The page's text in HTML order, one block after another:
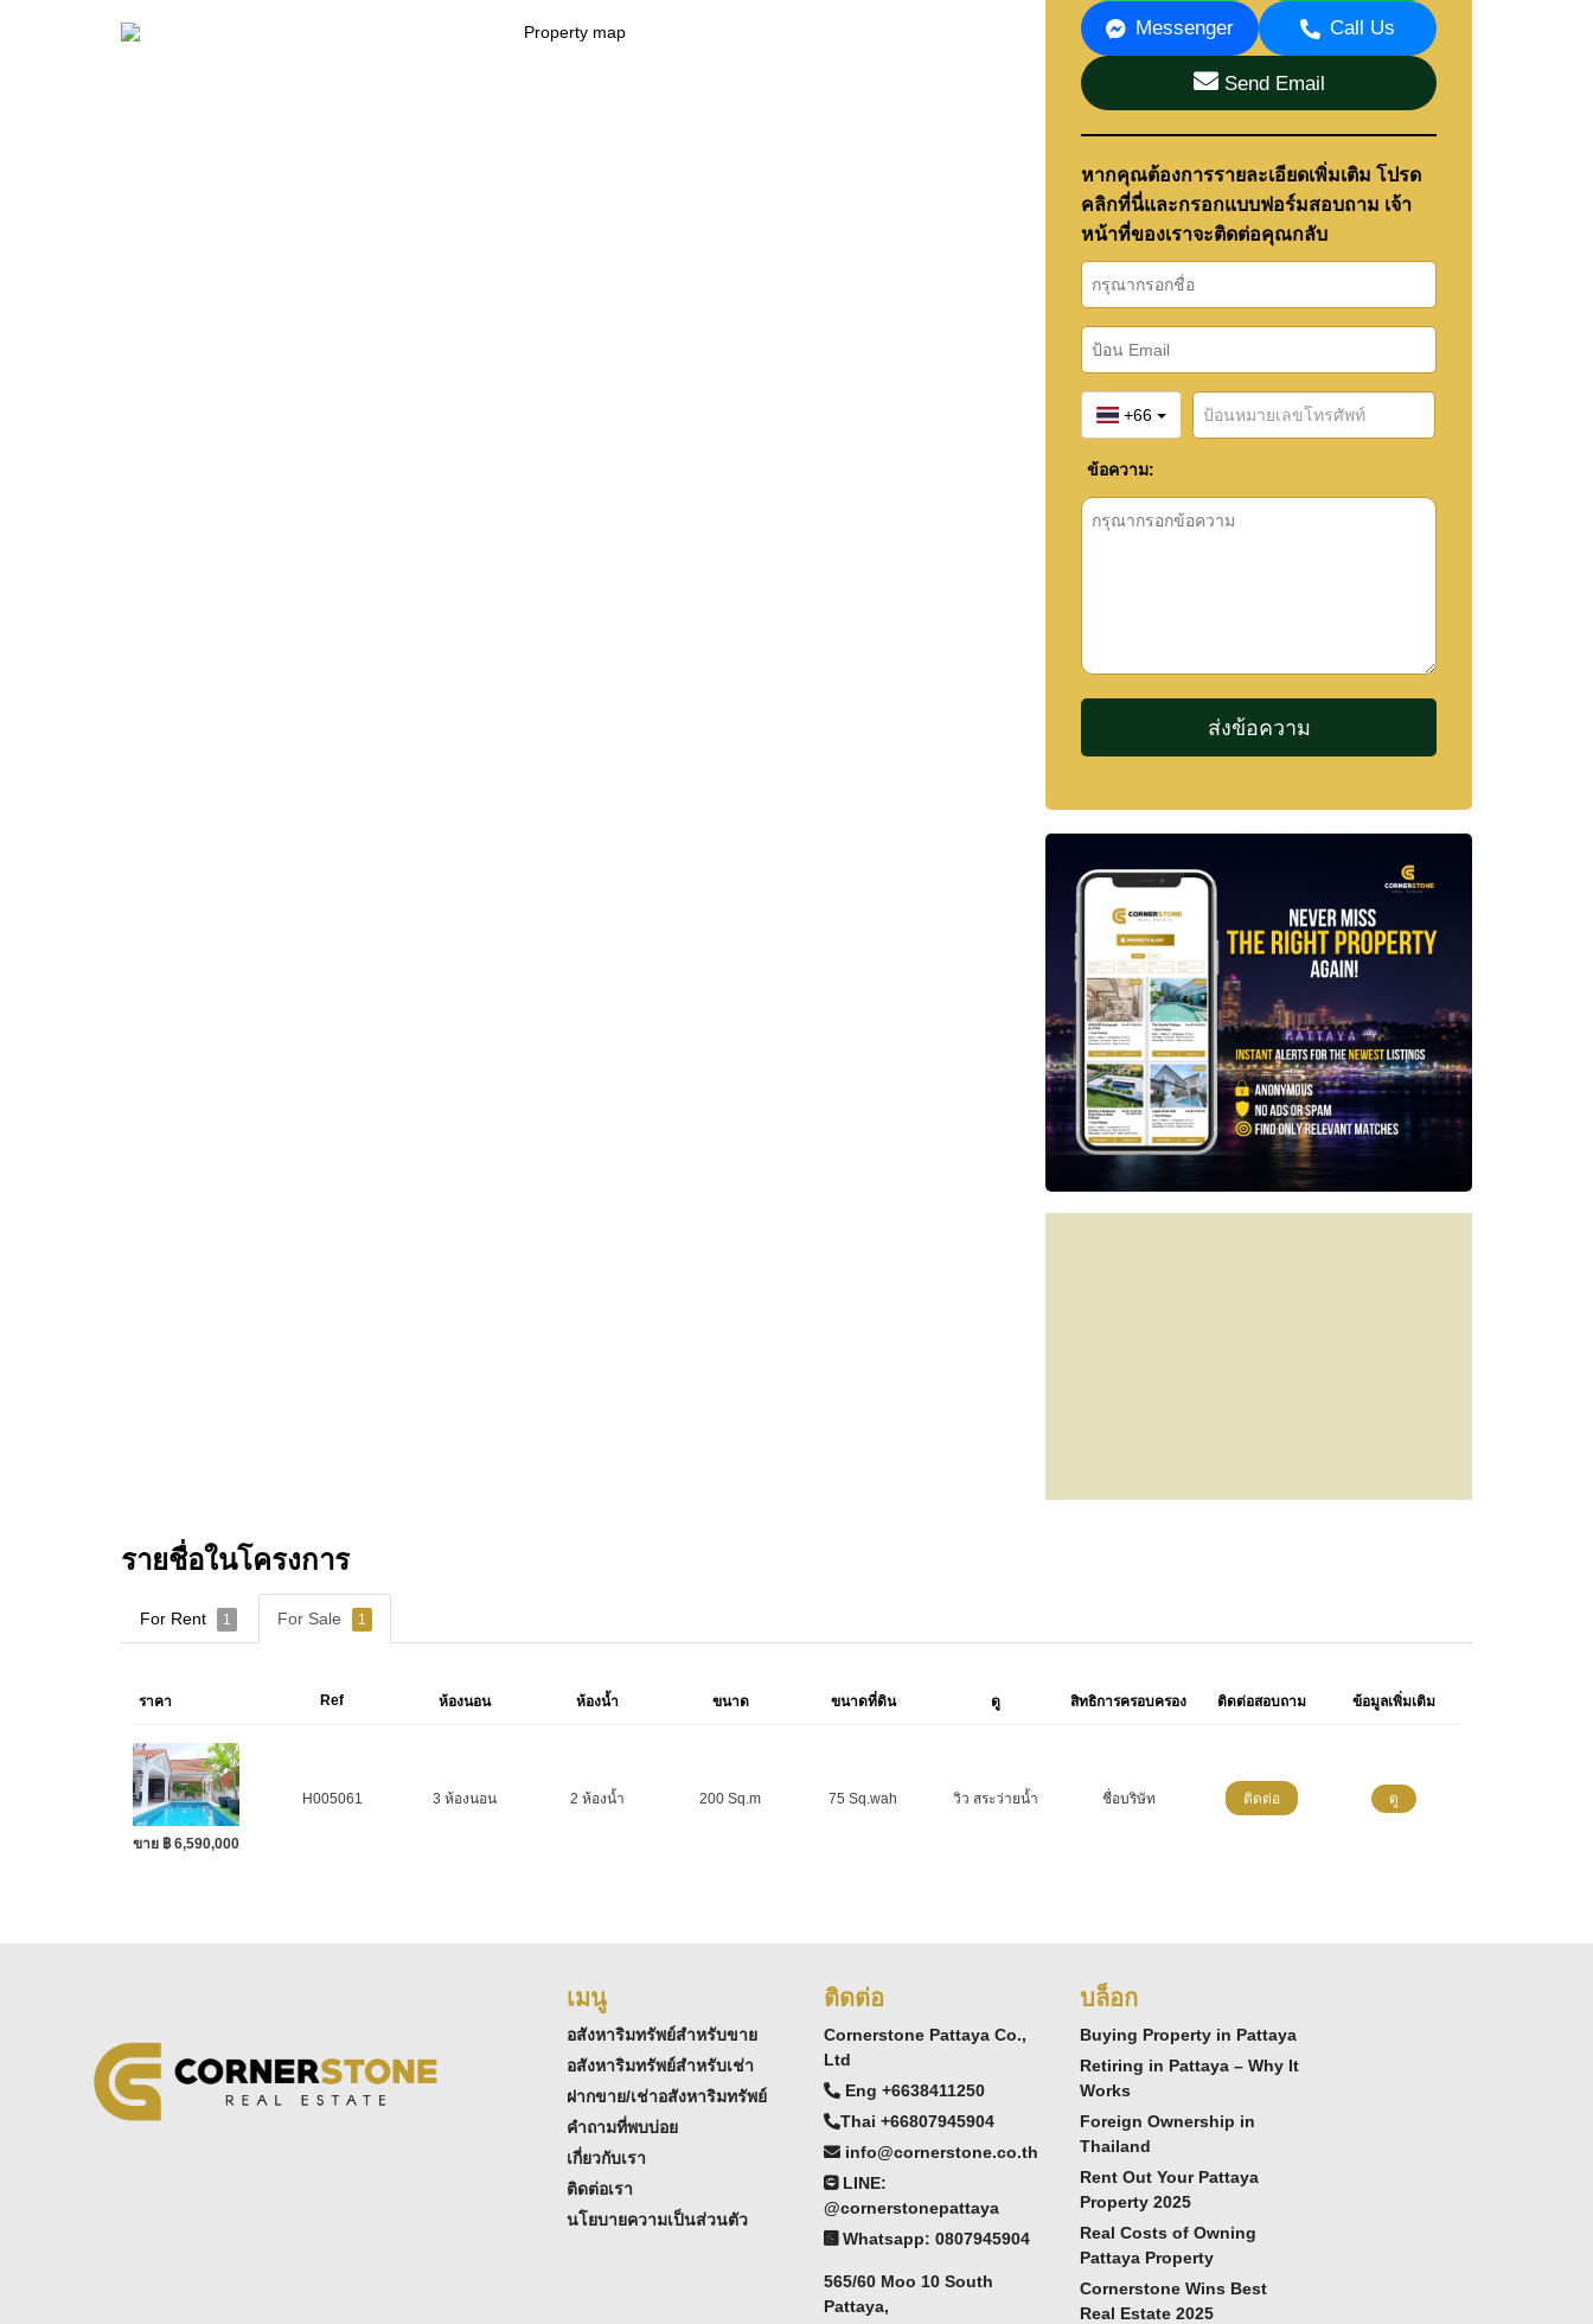
Messenger Call Us
Send Email
หากคุณต้องการรายละเอียดเพิ่มเติม โปรด
คลิกที่นี่และกรอกแบบฟอร์มสอบถาม เจ้า
หน้าที่ของเราจะติดต่อคุณกลับ
+66
ข้อความ:
รายชื่อในโครงการ
For Rent 1 For Sale 1
ราคา Ref ห้องนอน ห้องน้ำ ขนาด ขนาดที่ดิน ดู สิทธิการครอบครอง ติดต่อสอบถาม ข้อมูลเพิ่มเติม
ขาย ฿ 6,590,000
H005061 3 ห้องนอน 2 ห้องน้ำ 200 Sq.m 75 Sq.wah วิว สระว่ายน้ำ ชื่อบริษัท ติดต่อ ดู
เมนู
อสังหาริมทรัพย์สำหรับขาย
อสังหาริมทรัพย์สำหรับเช่า
ฝากขาย/เช่าอสังหาริมทรัพย์
คำถามที่พบบ่อย
เกี่ยวกับเรา
ติดต่อเรา
นโยบายความเป็นส่วนตัว
ติดต่อ
Cornerstone Pattaya Co.,
Ltd
Eng +6638411250
Thai +66807945904
info@cornerstone.co.th
LINE:
@cornerstonepattaya
Whatsapp: 0807945904
565/60 Moo 10 South
Pattaya,
บล็อก
Buying Property in Pattaya
Retiring in Pattaya – Why It
Works
Foreign Ownership in
Thailand
Rent Out Your Pattaya
Property 2025
Real Costs of Owning
Pattaya Property
Cornerstone Wins Best
Real Estate 2025